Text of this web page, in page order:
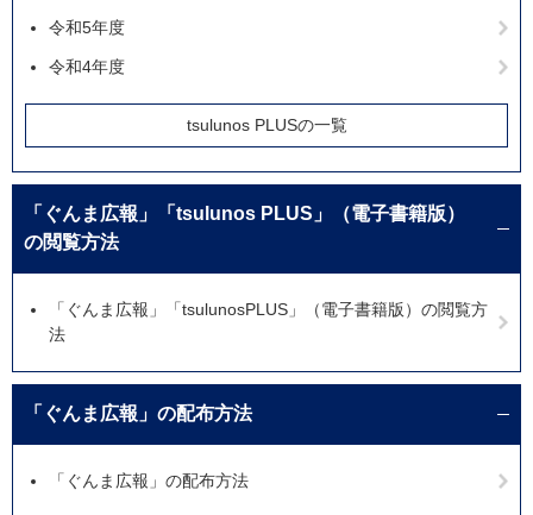
令和5年度
令和4年度
tsulunos PLUSの一覧
「ぐんま広報」「tsulunos PLUS」（電子書籍版）
の閲覧方法
「ぐんま広報」「tsulunosPLUS」（電子書籍版）の閲覧方
法
「ぐんま広報」の配布方法
「ぐんま広報」の配布方法